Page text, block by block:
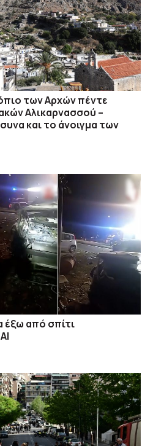
των Αρχών πέντε
Αλικαρνασσού –
και το άνοιγμα των
από σπίτι